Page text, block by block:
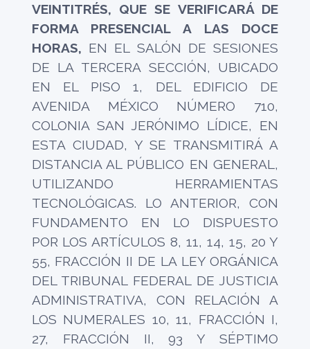
VEINTITRÉS, QUE SE VERIFICARÁ DE
FORMA PRESENCIAL A LAS DOCE
HORAS, EN EL SALÓN DE SESIONES
DE LA TERCERA SECCIÓN, UBICADO
EN EL PISO 1, DEL EDIFICIO DE
AVENIDA MÉXICO NÚMERO 710,
COLONIA SAN JERÓNIMO LÍDICE, EN
ESTA CIUDAD, Y SE TRANSMITIRÁ A
DISTANCIA AL PÚBLICO EN GENERAL,
UTILIZANDO HERRAMIENTAS
TECNOLÓGICAS. LO ANTERIOR, CON
FUNDAMENTO EN LO DISPUESTO
POR LOS ARTÍCULOS 8, 11, 14, 15, 20 Y
55, FRACCIÓN II DE LA LEY ORGÁNICA
DEL TRIBUNAL FEDERAL DE JUSTICIA
ADMINISTRATIVA, CON RELACIÓN A
LOS NUMERALES 10, 11, FRACCIÓN I,
27, FRACCIÓN II, 93 Y SÉPTIMO